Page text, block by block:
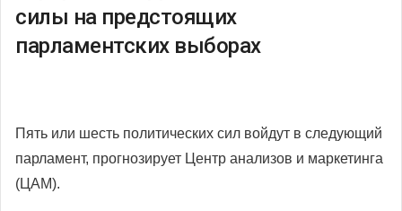
силы на предстоящих
парламентских выборах
Пять или шесть политических сил войдут в следующий
парламент, прогнозирует Центр анализов и маркетинга
(ЦАМ).